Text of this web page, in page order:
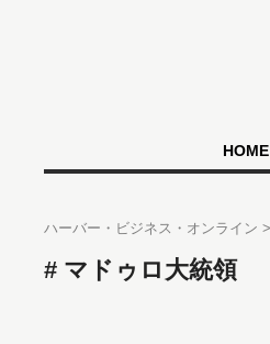
HOME
ハーバー・ビジネス・オンライン
マドゥロ大統領